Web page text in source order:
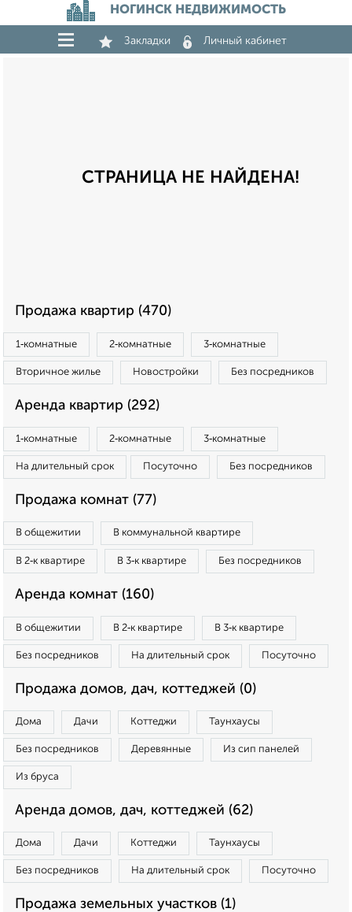
НОГИНСК НЕДВИЖИМОСТЬ
Закладки Личный кабинет
СТРАНИЦА НЕ НАЙДЕНА!
Продажа квартир (470)
1‑комнатные 2‑комнатные 3‑комнатные
Вторичное жилье Новостройки Без посредников
Аренда квартир (292)
1‑комнатные 2‑комнатные 3‑комнатные
На длительный срок Посуточно Без посредников
Продажа комнат (77)
В общежитии В коммунальной квартире
В 2‑к квартире В 3‑к квартире Без посредников
Аренда комнат (160)
В общежитии В 2‑к квартире В 3‑к квартире
Без посредников На длительный срок Посуточно
Продажа домов, дач, коттеджей (0)
Дома Дачи Коттеджи Таунхаусы
Без посредников Деревянные Из сип панелей
Из бруса
Аренда домов, дач, коттеджей (62)
Дома Дачи Коттеджи Таунхаусы
Без посредников На длительный срок Посуточно
Продажа земельных участков (1)